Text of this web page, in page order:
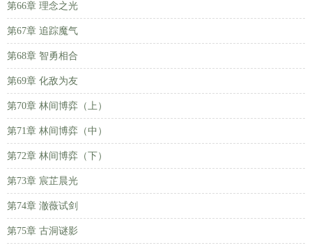
第66章 理念之光
第67章 追踪魔气
第68章 智勇相合
第69章 化敌为友
第70章 林间博弈（上）
第71章 林间博弈（中）
第72章 林间博弈（下）
第73章 宸芷晨光
第74章 澈薇试剑
第75章 古洞谜影